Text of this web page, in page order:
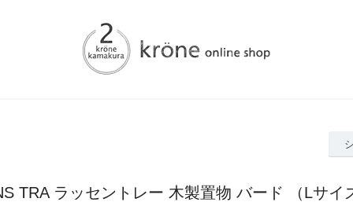
TRA ラッセントレー 木製置物 バード （Lサイ